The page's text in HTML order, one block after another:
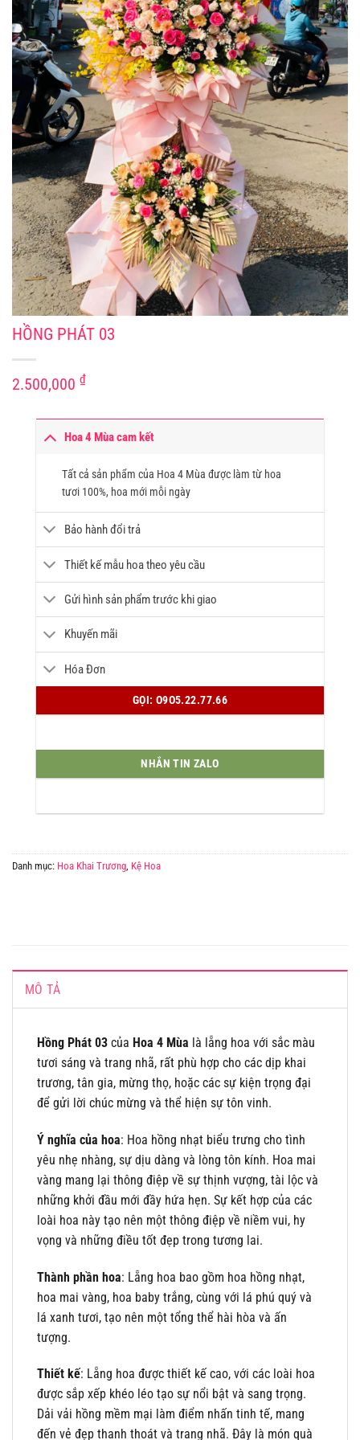
HỒNG PHÁT 03
2.500,000 ₫
Hoa 4 Mùa cam kết
Tất cả sản phẩm của Hoa 4 Mùa được làm từ hoa
tươi 100%, hoa mới mỗi ngày
Bảo hành đổi trả
Thiết kế mẫu hoa theo yêu cầu
Gửi hình sản phẩm trước khi giao
Khuyến mãi
Hóa Đơn
GỌI: O9O5.22.77.66
NHẮN TIN ZALO
Danh mục: Hoa Khai Trương, Kệ Hoa
MÔ TẢ
Hồng Phát 03 của Hoa 4 Mùa là lẵng hoa với sắc màu
tươi sáng và trang nhã, rất phù hợp cho các dịp khai
trương, tân gia, mừng thọ, hoặc các sự kiện trọng đại
để gửi lời chúc mừng và thể hiện sự tôn vinh.
Ý nghĩa của hoa: Hoa hồng nhạt biểu trưng cho tình
yêu nhẹ nhàng, sự dịu dàng và lòng tôn kính. Hoa mai
vàng mang lại thông điệp về sự thịnh vượng, tài lộc và
những khởi đầu mới đầy hứa hẹn. Sự kết hợp của các
loài hoa này tạo nên một thông điệp về niềm vui, hy
vọng và những điều tốt đẹp trong tương lai.
Thành phần hoa: Lẵng hoa bao gồm hoa hồng nhạt,
hoa mai vàng, hoa baby trắng, cùng với lá phú quý và
lá xanh tươi, tạo nên một tổng thể hài hòa và ấn
tượng.
Thiết kế: Lẵng hoa được thiết kế cao, với các loài hoa
được sắp xếp khéo léo tạo sự nổi bật và sang trọng.
Dải vải hồng mềm mại làm điểm nhấn tinh tế, mang
đến vẻ đẹp thanh thoát và trang nhã. Đây là món quà